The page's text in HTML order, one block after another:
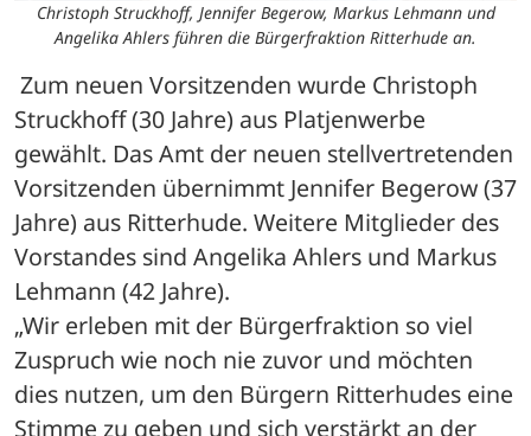
Christoph Struckhoff, Jennifer Begerow, Markus Lehmann und
Angelika Ahlers führen die Bürgerfraktion Ritterhude an.
Zum neuen Vorsitzenden wurde Christoph
Struckhoff (30 Jahre) aus Platjenwerbe
gewählt. Das Amt der neuen stellvertretenden
Vorsitzenden übernimmt Jennifer Begerow (37
Jahre) aus Ritterhude. Weitere Mitglieder des
Vorstandes sind Angelika Ahlers und Markus
Lehmann (42 Jahre).
„Wir erleben mit der Bürgerfraktion so viel
Zuspruch wie noch nie zuvor und möchten
dies nutzen, um den Bürgern Ritterhudes eine
Stimme zu geben und sich verstärkt an der